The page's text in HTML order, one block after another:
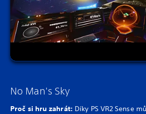
No Man's Sky
Proč si hru zahrát: Díky PS VR2 Sense